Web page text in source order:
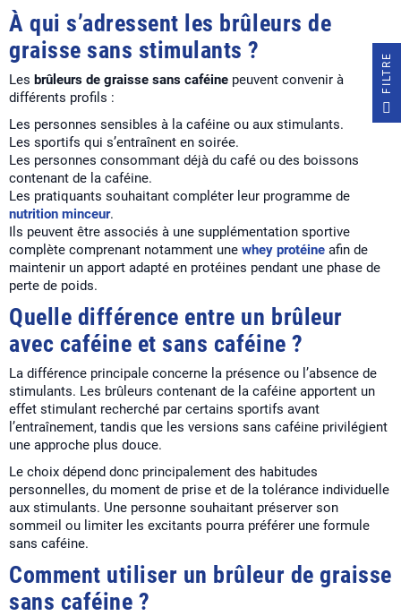
À qui s’adressent les brûleurs de
graisse sans stimulants ?
Les brûleurs de graisse sans caféine peuvent convenir à
différents profils :
Les personnes sensibles à la caféine ou aux stimulants.
Les sportifs qui s’entraînent en soirée.
Les personnes consommant déjà du café ou des boissons
contenant de la caféine.
Les pratiquants souhaitant compléter leur programme de
nutrition minceur.
Ils peuvent être associés à une supplémentation sportive
complète comprenant notamment une whey protéine afin de
maintenir un apport adapté en protéines pendant une phase de
perte de poids.
Quelle différence entre un brûleur
avec caféine et sans caféine ?
La différence principale concerne la présence ou l’absence de
stimulants. Les brûleurs contenant de la caféine apportent un
effet stimulant recherché par certains sportifs avant
l’entraînement, tandis que les versions sans caféine privilégient
une approche plus douce.
Le choix dépend donc principalement des habitudes
personnelles, du moment de prise et de la tolérance individuelle
aux stimulants. Une personne souhaitant préserver son
sommeil ou limiter les excitants pourra préférer une formule
sans caféine.
Comment utiliser un brûleur de graisse
sans caféine ?
E